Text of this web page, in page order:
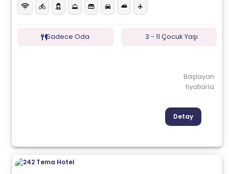
Sadece Oda 3 - 11 Çocuk Yaşı
Başlayan
fiyatlarla
Detay